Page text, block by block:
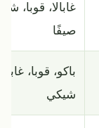
غابالا، قوبا،
صيفًا
باكو، قوبا،
شيكي